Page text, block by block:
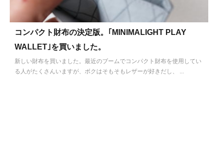
コンパクト財布の決定版。｢MINIMALIGHT PLAY
WALLET｣を買いました。
新しい財布を買いました。最近のブームでコンパクト財布を使用してい
る人がたくさんいますが、ボクはそもそもレザーが好きだし、 ...